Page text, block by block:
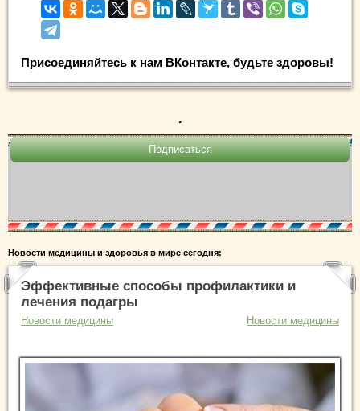
Присоединяйтесь к нам ВКонтакте, будьте здоровы!
.
Новости медицины и здоровья в мире сегодня:
Эффективные способы профилактики и
лечения подагры
Новости медицины Новости медицины